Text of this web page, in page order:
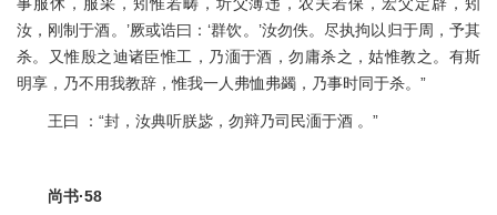
事服休，服采，矧惟若畴，圻父薄违，农夫若保，宏父定辟，矧
汝，刚制于酒。’厥或诰曰：‘群饮。’汝勿佚。尽执拘以归于周，予其
杀。又惟殷之迪诸臣惟工，乃湎于酒，勿庸杀之，姑惟教之。有斯
明享，乃不用我教辞，惟我一人弗恤弗蠲，乃事时同于杀。”
王曰 ：“封，汝典听朕毖，勿辩乃司民湎于酒 。”
尚书·58